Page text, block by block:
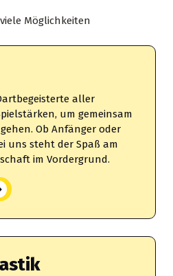
Möglichkeiten
aller
um gemeinsam
Ob Anfänger oder
uns steht der Spaß am
im Vordergrund.